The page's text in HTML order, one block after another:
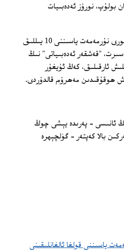
بېسىلغان بولۇپ، نورۇز ئەدەبىيات
خىتاي ھۆكۈمىتى ، ئەسەرنىڭ ئاپتورى نۇرمەمەت ياسىننى 10 يىللىق
"قەشقەر ئەدەبىياتى" نىڭ
يىغىۋېلىش ئارقىلىق، كەڭ ئۇيغۇر
ھوقۇقىدىن مەھرۇم قالدۇردى.
ئانىسى – پەرىدە يېشى چوڭ
بالا كەپتەر – گۈلچېھرە
ياسىننى قولغا ئالغانلىقىنى